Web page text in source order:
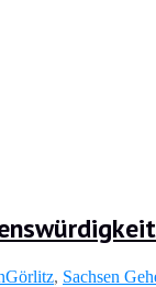
Görlitz, Sachsen